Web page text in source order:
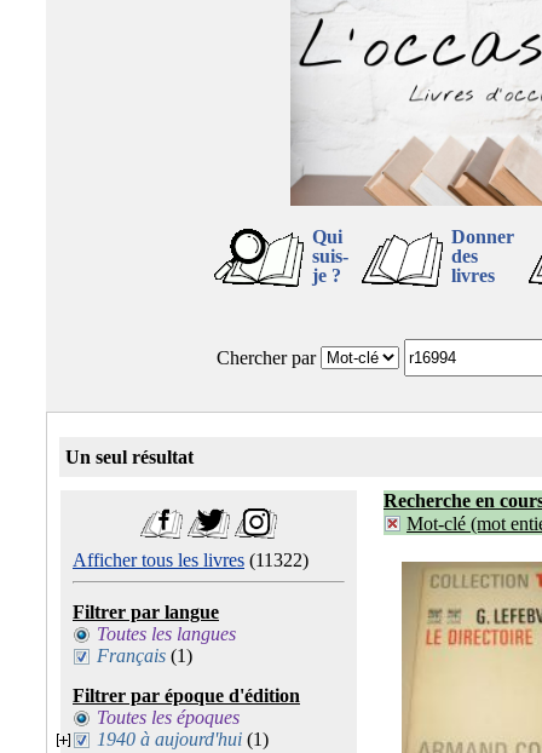
Qui
suis-
je ?
Donner
des
livres
Chercher par
Un seul résultat
Afficher tous les livres (11322)
Filtrer par langue
Toutes les langues
Français (1)
Filtrer par époque d'édition
Toutes les époques
1940 à aujourd'hui (1)
Recherche en
Mot-clé (mot